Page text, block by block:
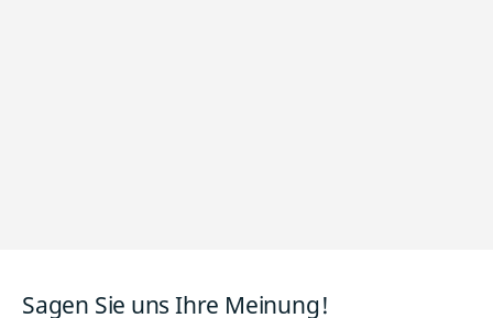
Sagen Sie uns Ihre Meinung!